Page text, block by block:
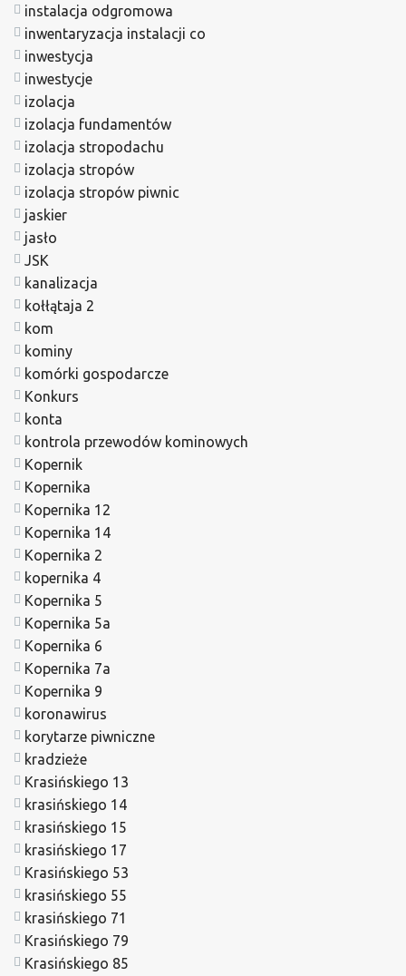
instalacja odgromowa
inwentaryzacja instalacji co
inwestycja
inwestycje
izolacja
izolacja fundamentów
izolacja stropodachu
izolacja stropów
izolacja stropów piwnic
jaskier
jasło
JSK
kanalizacja
kołłątaja 2
kom
kominy
komórki gospodarcze
Konkurs
konta
kontrola przewodów kominowych
Kopernik
Kopernika
Kopernika 12
Kopernika 14
Kopernika 2
kopernika 4
Kopernika 5
Kopernika 5a
Kopernika 6
Kopernika 7a
Kopernika 9
koronawirus
korytarze piwniczne
kradzieże
Krasińskiego 13
krasińskiego 14
krasińskiego 15
krasińskiego 17
Krasińskiego 53
krasińskiego 55
krasińskiego 71
Krasińskiego 79
Krasińskiego 85